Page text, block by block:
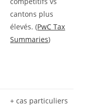
cantons plus
élevés. (PwC Tax
Summaries)
+ cas particuliers